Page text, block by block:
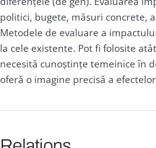
politici, bugete, măsuri concrete,
Metodele de evaluare a
la cele existente. Pot fi folosite
necesită cunoștințe temeinice în
oferă o imagine precisă a